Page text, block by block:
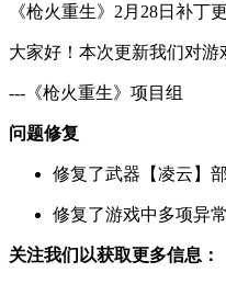
《枪火重生》2月28日补丁
大家好！本次更新我们对游
---《枪火重生》项目组
问题修复
修复了武器【凌云】
修复了游戏中多项异
关注我们以获取更多信息：